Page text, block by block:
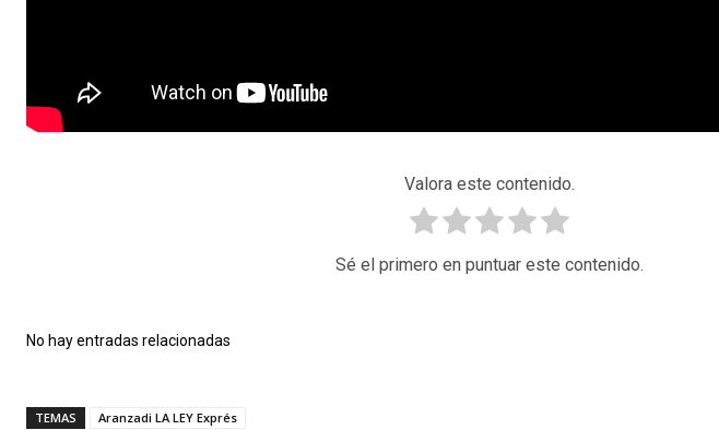
Valora este contenido.
Sé el primero en puntuar este contenido.
No hay entradas relacionadas
TEMAS Aranzadi LA LEY Exprés